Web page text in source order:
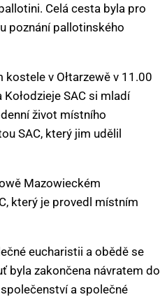
Celá cesta byla pro
poznání pallotinského
v Ołtarzewě v 11.00
SAC si mladí
život místního
SAC, který jim udělil
Mazowieckém
který je provedl místním
eucharistii a obědě se
byla zakončena návratem do
a společné